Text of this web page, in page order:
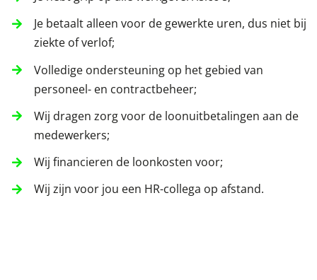
Je betaalt alleen voor de gewerkte uren, dus niet bij
ziekte of verlof;
Volledige ondersteuning op het gebied van
personeel- en contractbeheer;
Wij dragen zorg voor de loonuitbetalingen aan de
medewerkers;
Wij financieren de loonkosten voor;
Wij zijn voor jou een HR-collega op afstand.